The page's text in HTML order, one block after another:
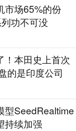
市场65%的份
功不可没
！本田史上首次
的是印度公司
型SeedRealtime
持续加强